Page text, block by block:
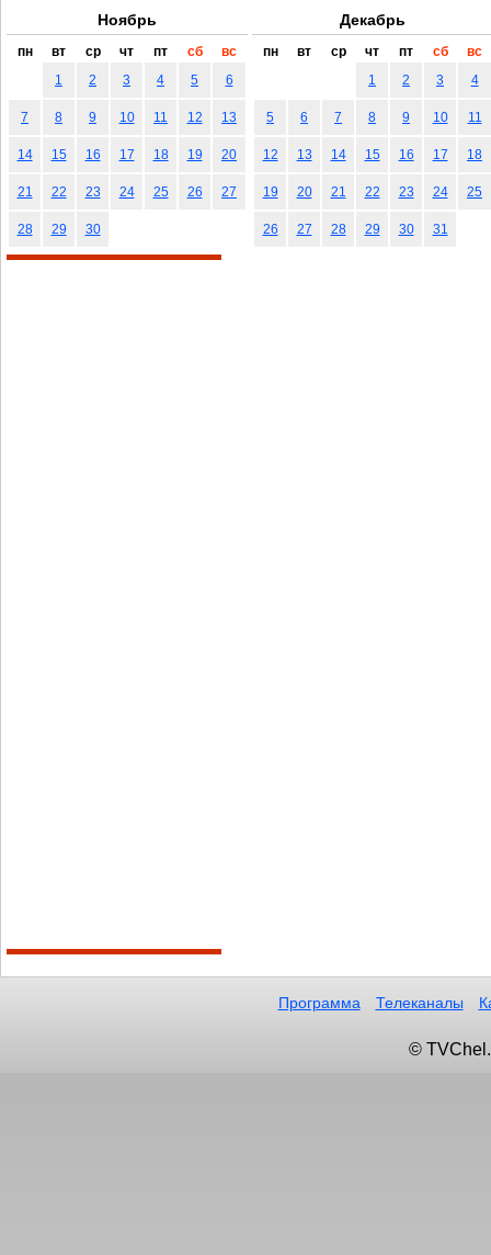
Ноябрь
пн вт ср чт пт сб
вс
1
2 3 4 5 6
7 8 9 10 11 12 13
14 15 16 17 18 19 20
21 22 23 24 25 26 27
28 29 30
Декабрь
пн вт ср чт пт сб
вс
1
2 3 4
5 6 7 8 9 10 11
12 13 14 15 16 17 18
19 20 21 22 23 24 25
26 27 28 29 30 31
Программа Телеканалы
©